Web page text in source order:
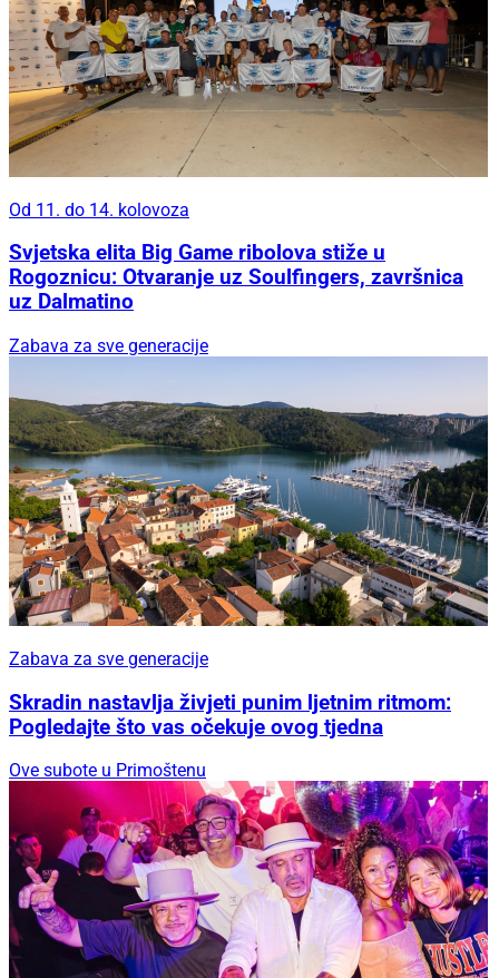
Od 11. do 14. kolovoza
Svjetska elita Big Game ribolova stiže u
Rogoznicu: Otvaranje uz Soulfingers, završnica
uz Dalmatino
Zabava za sve generacije
Zabava za sve generacije
Skradin nastavlja živjeti punim ljetnim ritmom:
Pogledajte što vas očekuje ovog tjedna
Ove subote u Primoštenu